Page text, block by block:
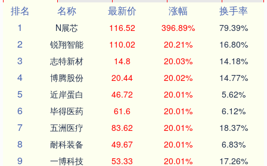
排名
名称 最新价 涨幅
换手率
1
N展芯 116.52 396.89% 79.39%
2 锐翔智能 110.02 20.21% 16.80%
3 志特新材 14.8 20.03% 14.18%
4 博腾股份 20.44 20.02% 14.77%
5 近岸蛋白 46.72 20.01% 5.62%
6 毕得医药 61.6 20.01% 6.12%
7 五洲医疗 83.62 20.01% 18.37%
8 耐科装备 49.67 20.01% 6.83%
9 一博科技 53.33 20.01% 17.26%